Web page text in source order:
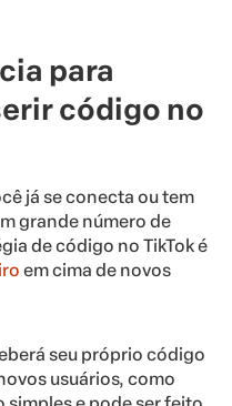
para
código no
já se conecta ou tem
grande número de
de código no TikTok é
em cima de novos
seu próprio código
usuários, como